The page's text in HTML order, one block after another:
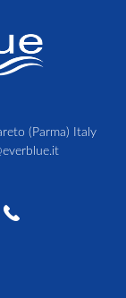
(Parma) Italy